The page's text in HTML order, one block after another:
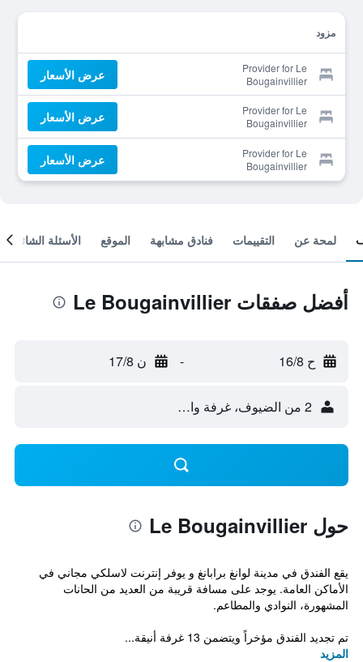
مزود
Provider for Le
Bougainvillier
عرض الأسعار
Provider for Le
Bougainvillier
عرض الأسعار
Provider for Le
Bougainvillier
عرض الأسعار
لمحة عن التقييمات فنادق مشابهة الموقع الأسئلة الشائعة
أفضل صفقات Le Bougainvillier
ح 16/8 - ن 17/8
2 من الضيوف، غرفة واحدة
حول Le Bougainvillier
يقع الفندق في مدينة لوانغ برابانغ و يوفر إنترنت لاسلكي مجاني في
الأماكن العامة. يوجد على مسافة قريبة من العديد من الحانات
المشهورة، النوادي والمطاعم.
تم تجديد الفندق مؤخراً ويتضمن 13 غرفة أنيقة...
المزيد